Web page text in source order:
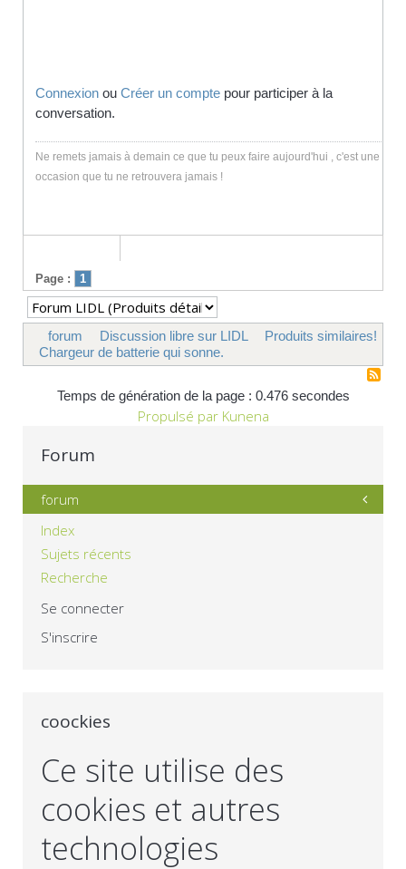
Connexion ou Créer un compte pour participer à la
conversation.
Ne remets jamais à demain ce que tu peux faire aujourd'hui , c'est une
occasion que tu ne retrouvera jamais !
Page : 1
forum Discussion libre sur LIDL
Produits similaires!
Chargeur de batterie qui sonne.
Temps de génération de la page : 0.476 secondes
Propulsé par Kunena
Forum
forum
Index
Sujets récents
Recherche
Se connecter
S'inscrire
coockies
Ce site utilise des
cookies et autres
technologies